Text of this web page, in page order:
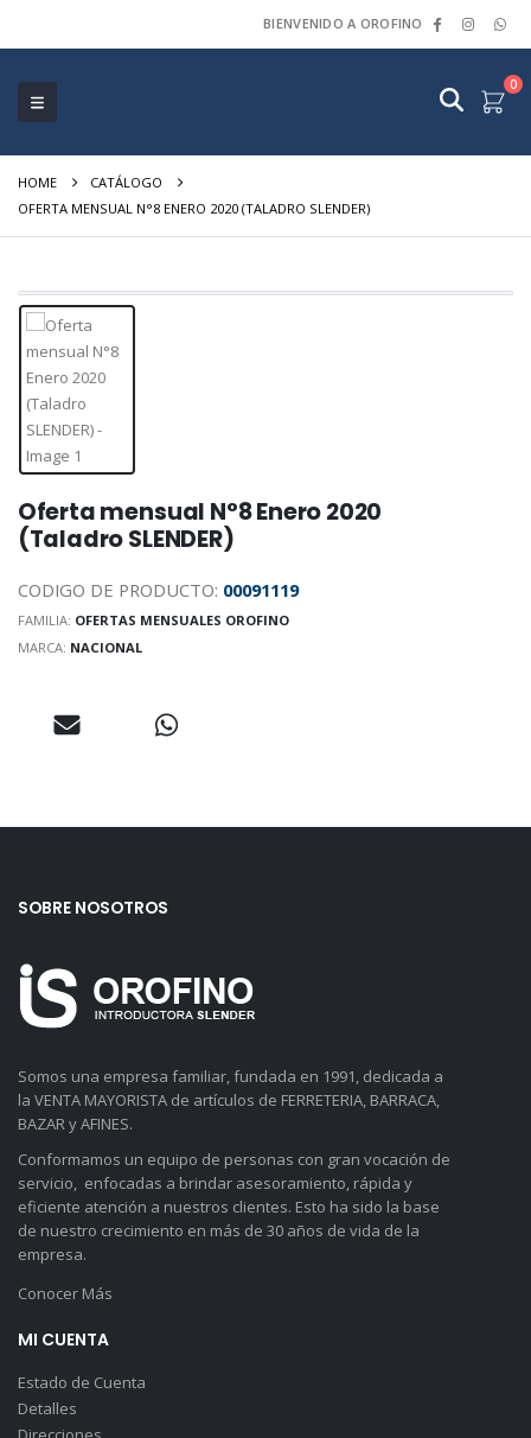
BIENVENIDO A OROFINO
0
HOME
CATÁLOGO
OFERTA MENSUAL N°8 ENERO 2020 (TALADRO SLENDER)
Oferta mensual N°8 Enero 2020
(Taladro SLENDER)
CODIGO DE PRODUCTO: 00091119
FAMILIA: OFERTAS MENSUALES OROFINO
MARCA: NACIONAL
SOBRE NOSOTROS
Somos una empresa familiar, fundada en 1991, dedicada a
la VENTA MAYORISTA de artículos de FERRETERIA, BARRACA,
BAZAR y AFINES.
Conformamos un equipo de personas con gran vocación de
servicio, enfocadas a brindar asesoramiento, rápida y
eficiente atención a nuestros clientes. Esto ha sido la base
de nuestro crecimiento en más de 30 años de vida de la
empresa.
Conocer Más
MI CUENTA
Estado de Cuenta
Detalles